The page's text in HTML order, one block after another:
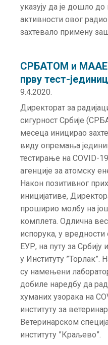
указују да је дошло
активности овог
захтевало примену
СРБАТОМ и МААЕ
прву тест-
9.4.2020.
Директорат за
сигурност Србије
месеца иницирао
виду опремања
тестирање на COVID-
агенције за атомску
Након позитивног
иницијативе,
проширио молбу на
комплета. Одлична
испорука, у
ЕУР, на путу за Србију
у Институту ”Торлак”.
су намењени
добиле наредбу да
хуманих узорака на
институту за
Ветеринарском
институту ”Краљево”.